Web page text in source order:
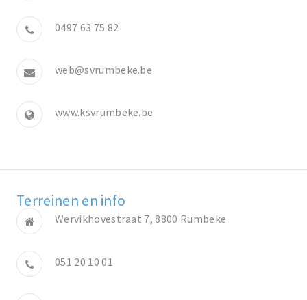
0497 63 75 82
web@svrumbeke.be
www.ksvrumbeke.be
Terreinen en info
Wervikhovestraat 7, 8800 Rumbeke
051 20 10 01